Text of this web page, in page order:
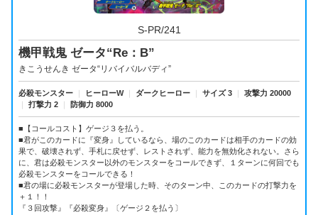
S-PR/241
機甲戦鬼 ゼータ“Re：B”
きこうせんき ゼータ“リバイバルバディ”
必殺モンスター ヒーローW ダークヒーロー サイズ 3
攻撃力 20000
打撃力 2 防御力 8000
■【コールコスト】ゲージ３を払う。
■君がこのカードに『変身』しているなら、場のこのカードは相手のカードの効
果で、破壊されず、手札に戻せず、レストされず、能力を無効化されない。さら
に、君は必殺モンスター以外のモンスターをコールできず、１ターンに何回でも
必殺モンスターをコールできる！
■君の場に必殺モンスターが登場した時、そのターン中、このカードの打撃力を
＋１！！
『３回攻撃』『必殺変身』〔ゲージ２を払う〕